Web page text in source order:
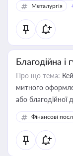
Металургія
Благодійна і
Про що тема:
митного
або благодійної
Фінансові